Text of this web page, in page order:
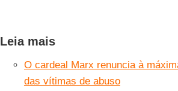
Leia mais
O cardeal Marx renuncia à
das vítimas de abuso